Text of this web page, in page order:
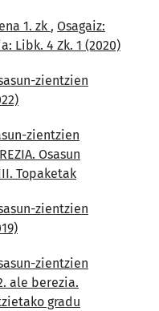
1. zk , Osagaiz:
Libk. 4 Zk. 1 (2020)
zientzien
zientzien
Osasun
Topaketak
zientzien
zientzien
ale berezia.
gradu